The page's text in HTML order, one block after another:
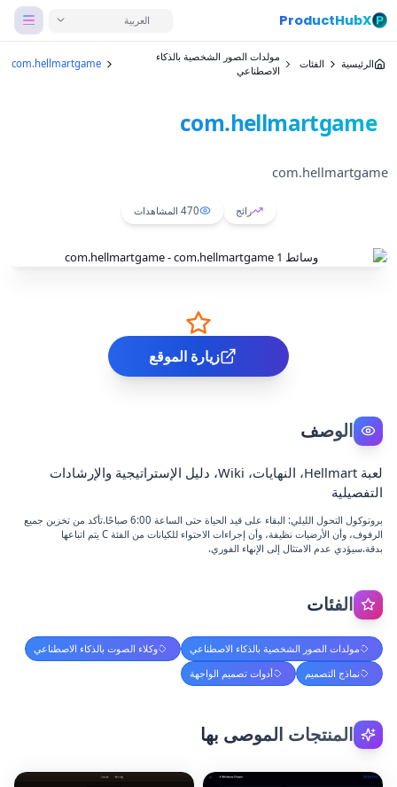
ProductHubX العربية
الرئيسية الفئات
مولدات الصور الشخصية بالذكاء
الاصطناعي
com.hellmartgame
com.hellmartgame
com.hellmartgame
رائج 470 المشاهدات
زيارة الموقع
الوصف
لعبة Hellmart، النهايات، Wiki، دليل الإستراتيجية والإرشادات
التفصيلية
بروتوكول التحول الليلي: البقاء على قيد الحياة حتى الساعة 6:00 صباحًا.تأكد من تخزين جميع
الرفوف، وأن الأرضيات نظيفة، وأن إجراءات الاحتواء للكيانات من الفئة C يتم اتباعها
بدقة.سيؤدي عدم الامتثال إلى الإنهاء الفوري.
الفئات
مولدات الصور الشخصية بالذكاء الاصطناعي
وكلاء الصوت بالذكاء الاصطناعي
نماذج التصميم
أدوات تصميم الواجهة
المنتجات الموصى بها